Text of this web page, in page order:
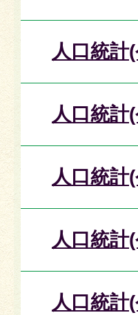
人口統計
人口統計
人口統計
人口統計
人口統計